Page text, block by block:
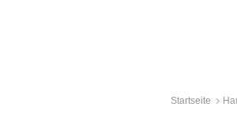
Startseite